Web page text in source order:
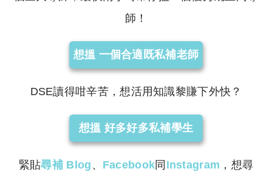
師！
想搵 一個合適既私補老師
DSE讀得咁辛苦，想活用知識黎賺下外快？
想搵 好多好多私補學生
緊貼尋補 Blog 、 Facebook 同 Instagram ，想尋